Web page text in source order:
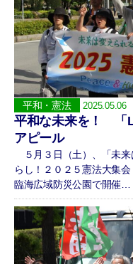
平和・憲法 2025.05.06
平和な未来を！ 「
アピール
５月３日（土）、「未来
らし！２０２５憲法大集
臨海広域防災公園で開催…